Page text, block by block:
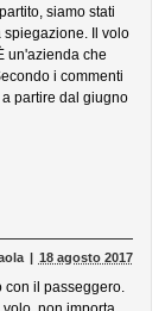
siamo stati
spiegazione. Il volo
un'azienda che
i commenti
partire dal giugno
18 agosto 2017
con il passeggero.